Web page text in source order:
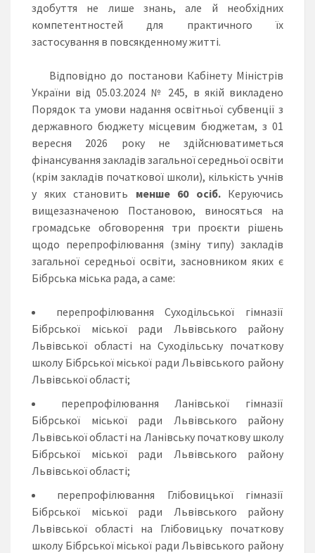
здобуття не лише знань, але й необхідних
компетентностей для практичного їх
застосування в повсякденному житті.
Відповідно до постанови Кабінету Міністрів
України від 05.03.2024 № 245, в якій викладено
Порядок та умови надання освітньої субвенції з
державного бюджету місцевим бюджетам, з 01
вересня 2026 року не здійснюватиметься
фінансування закладів загальної середньої освіти
(крім закладів початкової школи), кількість учнів
у яких становить менше 60 осіб.Керуючись
вищезазначеною Постановою, виносяться на
громадське обговорення три проєкти рішень
щодо перепрофілювання (зміну типу) закладів
загальної середньої освіти, засновником яких є
Бібрська міська рада, а саме:
перепрофілювання Суходільської гімназії
Бібрської міської ради Львівського району
Львівської області на Суходільську початкову
школу Бібрської міської ради Львівського району
Львівської області;
перепрофілювання Ланівської гімназії
Бібрської міської ради Львівського району
Львівської області на Ланівську початкову школу
Бібрської міської ради Львівського району
Львівської області;
перепрофілювання Глібовицької гімназії
Бібрської міської ради Львівського району
Львівської області на Глібовицьку початкову
школу Бібрської міської ради Львівського району